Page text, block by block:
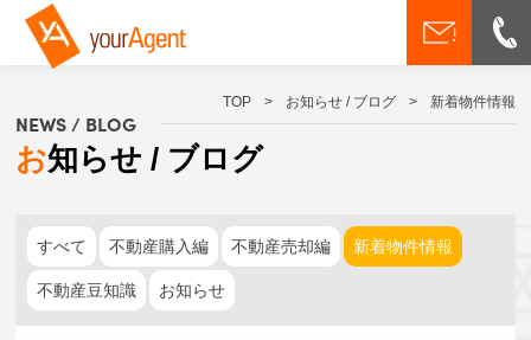
TOP > お知らせ / ブログ > 新着物件情報
お知らせ / ブログ
NEWS / BLOG
すべて 不動産購入編 不動産売却編 新着物件情報
不動産豆知識 お知らせ